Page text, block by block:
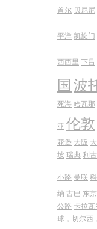
首尔 贝尼尼
平洋 凯旋门
西西里 下吕
国 波
死海 哈瓦那
亚 伦敦
花堡 大阪
坡 瑞典 利
小路 曼联
纳 古巴 东京
公路 卡拉瓦
球，切尔西